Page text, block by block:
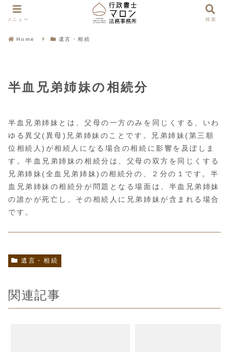
Home 遺言・相続
半血兄弟姉妹の相続分
半血兄弟姉妹とは、父母の一方のみを同じくする、いわ
ゆる異父(異母)兄弟姉妹のことです。兄弟姉妹(第三順
位相続人)が相続人になる場合の相続に影響を及ぼしま
す。半血兄弟姉妹の相続分は、父母の双方を同じくする
兄弟姉妹(全血兄弟姉妹)の相続分の、２分の１です。半
血兄弟姉妹の相続分が問題となる場面は、半血兄弟姉妹
の誰かが死亡し、その相続人に兄弟姉妹が含まれる場合
です。
遺言・相続
関連記事
メニュー 検索